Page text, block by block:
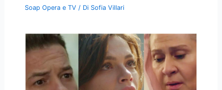
Soap Opera e TV / Di Sofia Villari